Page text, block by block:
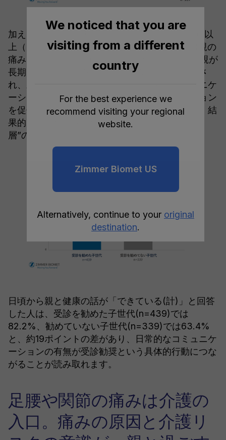
加えて、想定する親の痛みの継続期間は、「4年以
上（39.7％）」「2〜3年くらい（20.3％）」(親の
痛みを認知しているn=632が対象)と、約6割の親が
長期間にわたり痛みを抱えている可能性が推測さ
れ、親の痛みを認識していても、家族はコミュニケ
ーションの壁や遠慮から具体的な治療のアクション
を促せず、痛みがあっても我慢や様子見を選び、結
果的に長期化や深刻化に繋がってしまう“先送り
層”の存在が明らかになりました。
日頃から親と健康の話が「できている(計)」と回答
した人は、受診を勧めた子世代(n=439)では
82.2%、勧めていない子世代(n=339)では63.4%
と、約19ポイントの差があり、日常的なコミュニケ
ーションの有無が受診勧奨という具体的行動につな
がることが読み取れます。
足腰や関節の痛みは介護の
入口。痛みの原因と介護リ
We noticed that you are
visiting from a different
country
For the best experience we
recommend visiting your regional
website.
Zimmer Biomet US
Alternatively, continue to your original
destination.